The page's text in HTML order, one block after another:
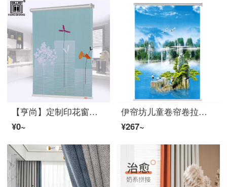
【亨尚】定制印花窗帘免打孔全遮光拉珠卷帘办公室卧室儿童房阳台厨房升降遮阳隔断卷帘山水画窗帘 秋语2208 1平方
¥0~
伊帘坊儿童卷帘卷拉式窗帘卧室卫生间办公室厕所阳台浴室防水风景遮光遮阳卷帘升降拉式 鹤飞九天（全遮光）
¥267~